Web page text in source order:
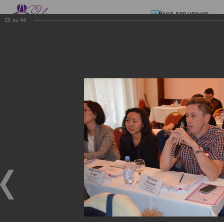
Вход для членов
ЭЛЕКТРОННЫЕ СЧЕТА-ФАКТУРЫ.
ЭЛЕКТРОННЫЕ СЧЕТА-
ФАКТУРЫ. ВИРТУАЛЬНЫЙ
ЭЛЕКТРОННЫЕ СЧЕТА-ФАКТУРЫ. ВИРТУАЛЬНЫЙ
СКЛАД.
Семинар с КГД и разработчиками
25 из 44